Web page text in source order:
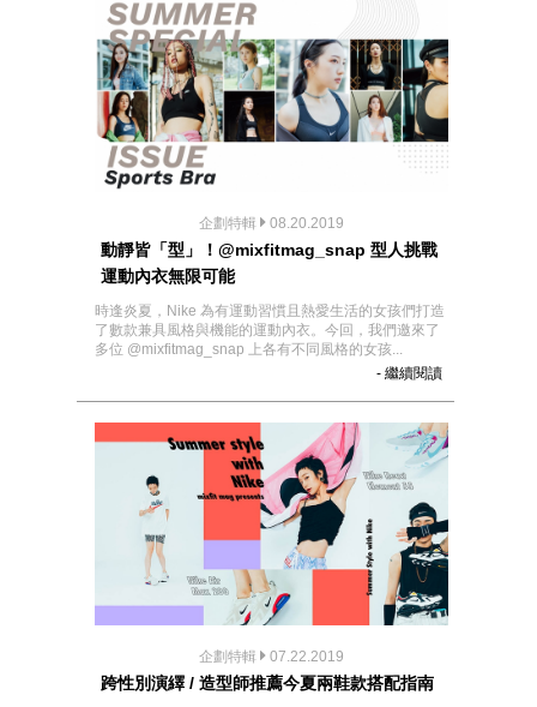
企劃特輯 08.20.2019
動靜皆「型」！@mixfitmag_snap 型人挑戰
運動內衣無限可能
時逢炎夏，Nike 為有運動習慣且熱愛生活的女孩們打造
了數款兼具風格與機能的運動內衣。今回，我們邀來了
多位 @mixfitmag_snap 上各有不同風格的女孩...
- 繼續閱讀
企劃特輯 07.22.2019
跨性別演繹 / 造型師推薦今夏兩鞋款搭配指南